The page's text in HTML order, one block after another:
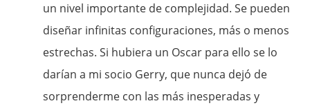
un nivel importante de complejidad. Se pueden
diseñar infinitas configuraciones, más o menos
estrechas. Si hubiera un Oscar para ello se lo
darían a mi socio Gerry, que nunca dejó de
sorprenderme con las más inesperadas y